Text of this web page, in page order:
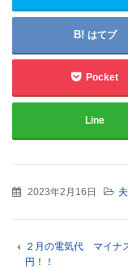
はてブ
Pocket
Line
2023年2月16日
２月の電気代 マイナ
円！！